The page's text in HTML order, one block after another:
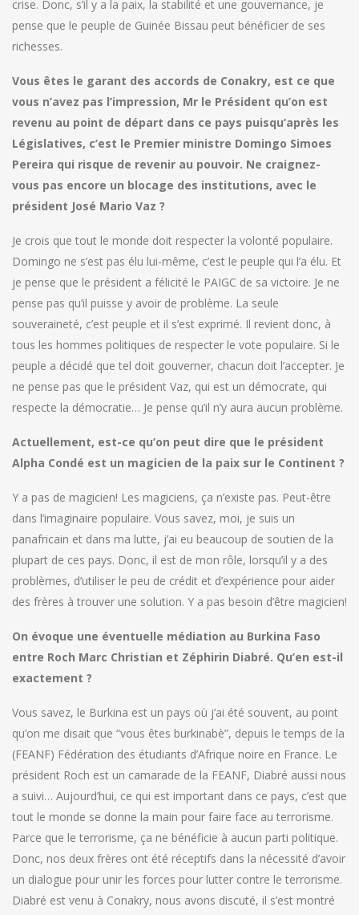
crise. Donc, s’il y a la paix, la stabilité et une gouvernance, je
pense que le peuple de Guinée Bissau peut bénéficier de ses
richesses.
Vous êtes le garant des accords de Conakry, est ce que
vous n’avez pas l’impression, Mr le Président qu’on est
revenu au point de départ dans ce pays puisqu’après les
Législatives, c’est le Premier ministre Domingo Simoes
Pereira qui risque de revenir au pouvoir. Ne craignez-
vous pas encore un blocage des institutions, avec le
président José Mario Vaz ?
Je crois que tout le monde doit respecter la volonté populaire.
Domingo ne s’est pas élu lui-même, c’est le peuple qui l’a élu. Et
je pense que le président a félicité le PAIGC de sa victoire. Je ne
pense pas qu’il puisse y avoir de problème. La seule
souveraineté, c’est peuple et il s’est exprimé. Il revient donc, à
tous les hommes politiques de respecter le vote populaire. Si le
peuple a décidé que tel doit gouverner, chacun doit l’accepter. Je
ne pense pas que le président Vaz, qui est un démocrate, qui
respecte la démocratie… Je pense qu’il n’y aura aucun problème.
Actuellement, est-ce qu’on peut dire que le président
Alpha Condé est un magicien de la paix sur le Continent ?
Y a pas de magicien! Les magiciens, ça n’existe pas. Peut-être
dans l’imaginaire populaire. Vous savez, moi, je suis un
panafricain et dans ma lutte, j’ai eu beaucoup de soutien de la
plupart de ces pays. Donc, il est de mon rôle, lorsqu’il y a des
problèmes, d’utiliser le peu de crédit et d’expérience pour aider
des frères à trouver une solution. Y a pas besoin d’être magicien!
On évoque une éventuelle médiation au Burkina Faso
entre Roch Marc Christian et Zéphirin Diabré. Qu’en est-il
exactement ?
Vous savez, le Burkina est un pays où j’ai été souvent, au point
qu’on me disait que “vous êtes burkinabè”, depuis le temps de la
(FEANF) Fédération des étudiants d’Afrique noire en France. Le
président Roch est un camarade de la FEANF, Diabré aussi nous
a suivi… Aujourd’hui, ce qui est important dans ce pays, c’est que
tout le monde se donne la main pour faire face au terrorisme.
Parce que le terrorisme, ça ne bénéficie à aucun parti politique.
Donc, nos deux frères ont été réceptifs dans la nécessité d’avoir
un dialogue pour unir les forces pour lutter contre le terrorisme.
Diabré est venu à Conakry, nous avons discuté, il s’est montré